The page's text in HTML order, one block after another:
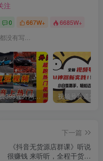
注
0 667W+ 6685W+
没有写...
外面收费398元外网超跑豪车汽车视频搬运至快手抖音上热门项目
下一篇
《抖音无货源店群课》听说
很赚钱 来听听，全程干货无